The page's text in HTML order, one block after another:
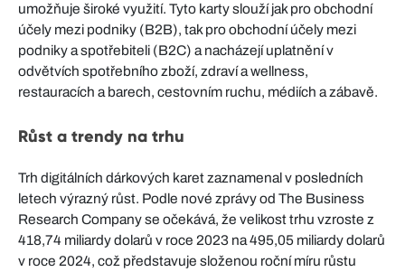
umožňuje široké využití. Tyto karty slouží jak pro obchodní
účely mezi podniky (B2B), tak pro obchodní účely mezi
podniky a spotřebiteli (B2C) a nacházejí uplatnění v
odvětvích spotřebního zboží, zdraví a wellness,
restauracích a barech, cestovním ruchu, médiích a zábavě.
Růst a trendy na trhu
Trh digitálních dárkových karet zaznamenal v posledních
letech výrazný růst. Podle nové zprávy od The Business
Research Company se očekává, že velikost trhu vzroste z
418,74 miliardy dolarů v roce 2023 na 495,05 miliardy dolarů
v roce 2024, což představuje složenou roční míru růstu